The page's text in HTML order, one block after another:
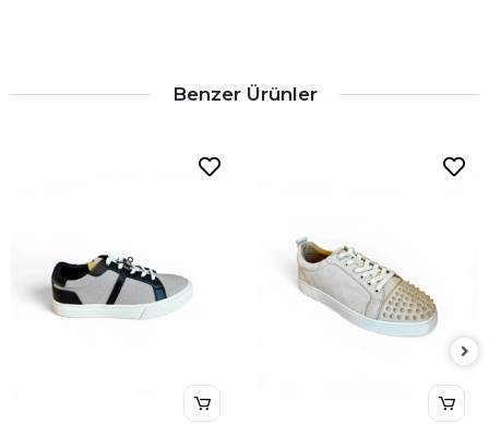
Benzer Ürünler